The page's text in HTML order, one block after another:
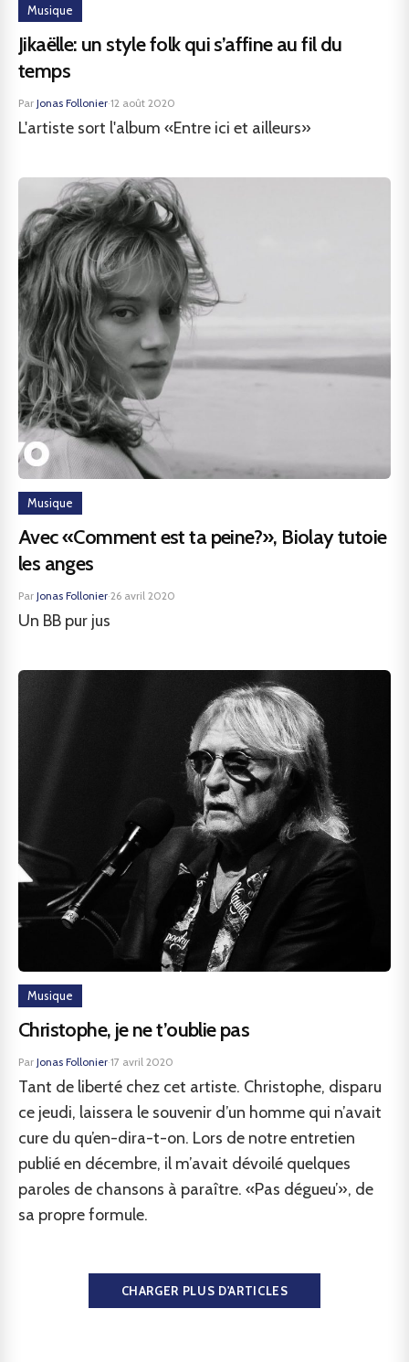
Musique
Jikaëlle: un style folk qui s’affine au fil du
temps
Par Jonas Follonier·12 août 2020
L'artiste sort l'album «Entre ici et ailleurs»
Musique
Avec «Comment est ta peine?», Biolay tutoie
les anges
Par Jonas Follonier·26 avril 2020
Un BB pur jus
Musique
Christophe, je ne t’oublie pas
Par Jonas Follonier·17 avril 2020
Tant de liberté chez cet artiste. Christophe, disparu
ce jeudi, laissera le souvenir d’un homme qui n’avait
cure du qu’en-dira-t-on. Lors de notre entretien
publié en décembre, il m’avait dévoilé quelques
paroles de chansons à paraître. «Pas dégueu’», de
sa propre formule.
CHARGER PLUS D'ARTICLES